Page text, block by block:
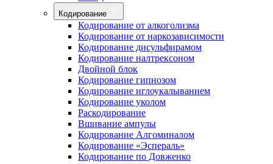
Кодирование
Кодирование от алкоголизма
Кодирование от наркозависимости
Кодирование дисульфирамом
Кодирование налтрексоном
Двойной блок
Кодирование гипнозом
Кодирование иглоукалыванием
Кодирование уколом
Раскодирование
Вшивание ампулы
Кодирование Алгоминалом
Кодирование «Эспераль»
Кодирование по Довженко